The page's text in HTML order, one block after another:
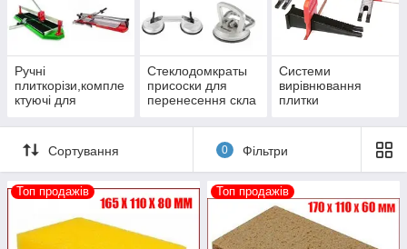
Подивитися інструмент
Хіти продажу
Ручні
плиткорізи,компле
ктуючі для
Стеклодомкраты
присоски для
перенесення скла
Системи
вирівнювання
плитки
Сортування 0 Фільтри
Топ продажів Топ продажів